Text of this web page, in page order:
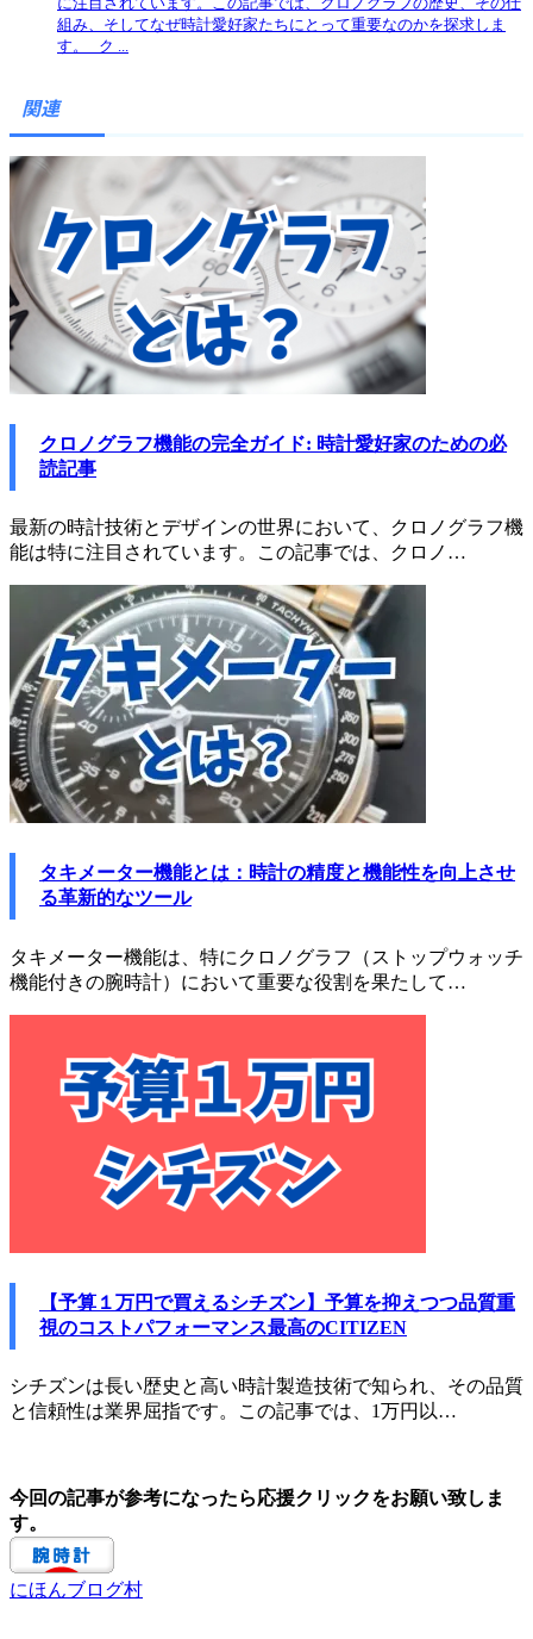
組み、そしてなぜ時計愛好家たちにとって重要なのかを探求しま
す。 ク ...
関連
クロノグラフ機能の完全ガイド: 時計愛好家のための必
読記事
最新の時計技術とデザインの世界において、クロノグラフ機
能は特に注目されています。この記事では、クロノ…
タキメーター機能とは：時計の精度と機能性を向上させ
る革新的なツール
タキメーター機能は、特にクロノグラフ（ストップウォッチ
機能付きの腕時計）において重要な役割を果たして…
【予算１万円で買えるシチズン】予算を抑えつつ品質重
視のコストパフォーマンス最高のCITIZEN
シチズンは長い歴史と高い時計製造技術で知られ、その品質
と信頼性は業界屈指です。この記事では、1万円以…
今回の記事が参考になったら応援クリックをお願い致しま
す。
にほんブログ村